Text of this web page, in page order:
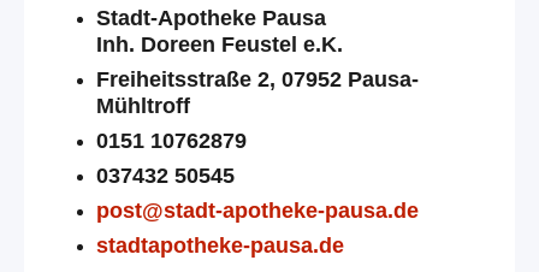
Stadt-Apotheke Pausa
Inh. Doreen Feustel e.K.
Freiheitsstraße 2, 07952 Pausa-
Mühltroff
0151 10762879
037432 50545
post@stadt-apotheke-pausa.de
stadtapotheke-pausa.de